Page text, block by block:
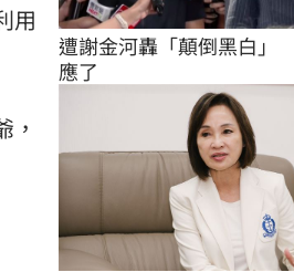
用
遭謝金河轟「顛倒黑白」
應了